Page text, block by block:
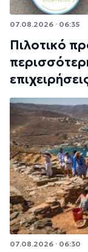
07.08.2026 · 06:35
Πιλοτικό
07.08.2026 · 06:30